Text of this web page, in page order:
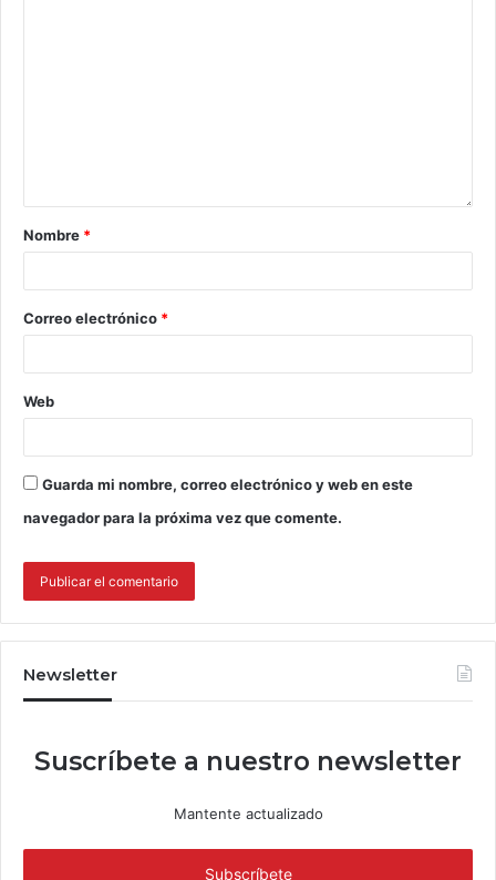
Nombre *
Correo electrónico *
Web
Guarda mi nombre, correo electrónico y web en este
navegador para la próxima vez que comente.
Newsletter
Suscríbete a nuestro newsletter
Mantente actualizado